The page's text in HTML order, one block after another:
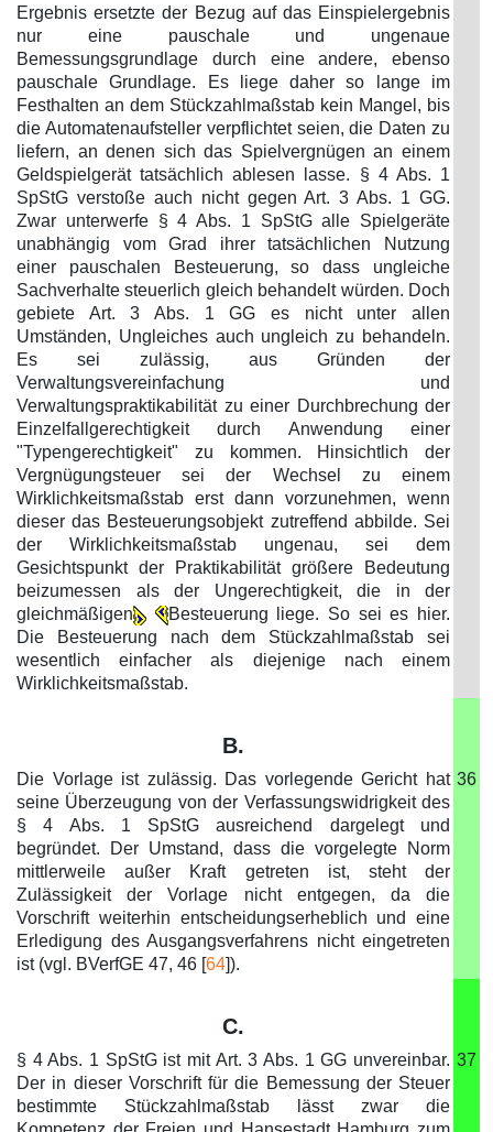
Ergebnis ersetzte der Bezug auf das Einspielergebnis
nur eine pauschale und ungenaue
Bemessungsgrundlage durch eine andere, ebenso
pauschale Grundlage. Es liege daher so lange im
Festhalten an dem Stückzahlmaßstab kein Mangel, bis
die Automatenaufsteller verpflichtet seien, die Daten zu
liefern, an denen sich das Spielvergnügen an einem
Geldspielgerät tatsächlich ablesen lasse. § 4 Abs. 1
SpStG verstoße auch nicht gegen Art. 3 Abs. 1 GG.
Zwar unterwerfe § 4 Abs. 1 SpStG alle Spielgeräte
unabhängig vom Grad ihrer tatsächlichen Nutzung
einer pauschalen Besteuerung, so dass ungleiche
Sachverhalte steuerlich gleich behandelt würden. Doch
gebiete Art. 3 Abs. 1 GG es nicht unter allen
Umständen, Ungleiches auch ungleich zu behandeln.
Es sei zulässig, aus Gründen der
Verwaltungsvereinfachung und
Verwaltungspraktikabilität zu einer Durchbrechung der
Einzelfallgerechtigkeit durch Anwendung einer
"Typengerechtigkeit" zu kommen. Hinsichtlich der
Vergnügungsteuer sei der Wechsel zu einem
Wirklichkeitsmaßstab erst dann vorzunehmen, wenn
dieser das Besteuerungsobjekt zutreffend abbilde. Sei
der Wirklichkeitsmaßstab ungenau, sei dem
Gesichtspunkt der Praktikabilität größere Bedeutung
beizumessen als der Ungerechtigkeit, die in der
gleichmäßigen
Besteuerung liege. So sei es hier.
Die Besteuerung nach dem Stückzahlmaßstab sei
wesentlich einfacher als diejenige nach einem
Wirklichkeitsmaßstab.
B.
Die Vorlage ist zulässig. Das vorlegende Gericht hat
seine Überzeugung von der Verfassungswidrigkeit des
§ 4 Abs. 1 SpStG ausreichend dargelegt und
begründet. Der Umstand, dass die vorgelegte Norm
mittlerweile außer Kraft getreten ist, steht der
Zulässigkeit der Vorlage nicht entgegen, da die
Vorschrift weiterhin entscheidungserheblich und eine
Erledigung des Ausgangsverfahrens nicht eingetreten
ist (vgl. BVerfGE 47, 46 [64]).
36
C.
§ 4 Abs. 1 SpStG ist mit Art. 3 Abs. 1 GG unvereinbar.
Der in dieser Vorschrift für die Bemessung der Steuer
bestimmte Stückzahlmaßstab lässt zwar die
37